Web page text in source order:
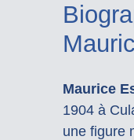
Maurice
1904 à
une figure